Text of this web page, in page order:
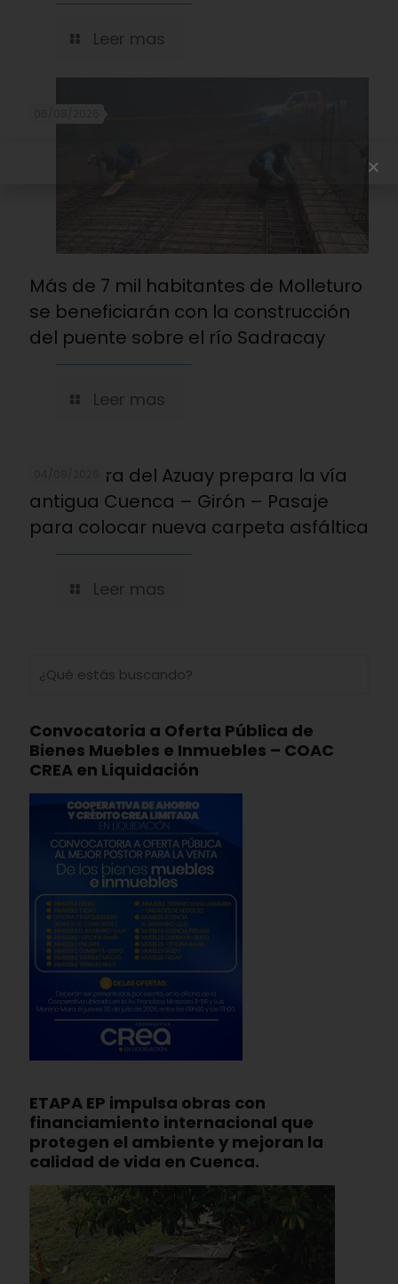
Leer mas
Más de 7 mil habitantes de Molleturo
se beneficiarán con la construcción
del puente sobre el río Sadracay
Leer mas
Prefectura del Azuay prepara la vía
antigua Cuenca – Girón – Pasaje
para colocar nueva carpeta asfáltica
Leer mas
Convocatoria a Oferta Pública de
Bienes Muebles e Inmuebles – COAC
CREA en Liquidación
ETAPA EP impulsa obras con
financiamiento internacional que
protegen el ambiente y mejoran la
calidad de vida en Cuenca.